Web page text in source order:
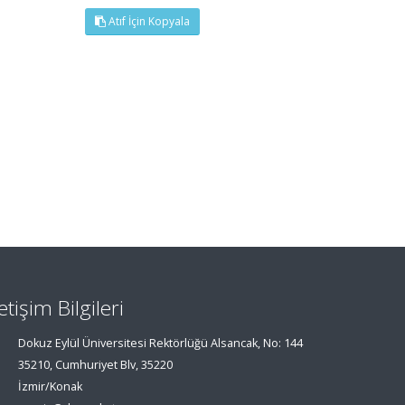
Atıf İçin Kopyala
Bilgileri
Dokuz Eylül Üniversitesi Rektörlüğü Alsancak, No: 144
35210, Cumhuriyet Blv, 35220
İzmir/Konak